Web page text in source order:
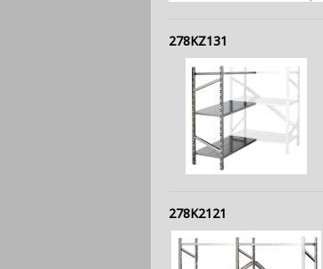
278KZ131
278K2121